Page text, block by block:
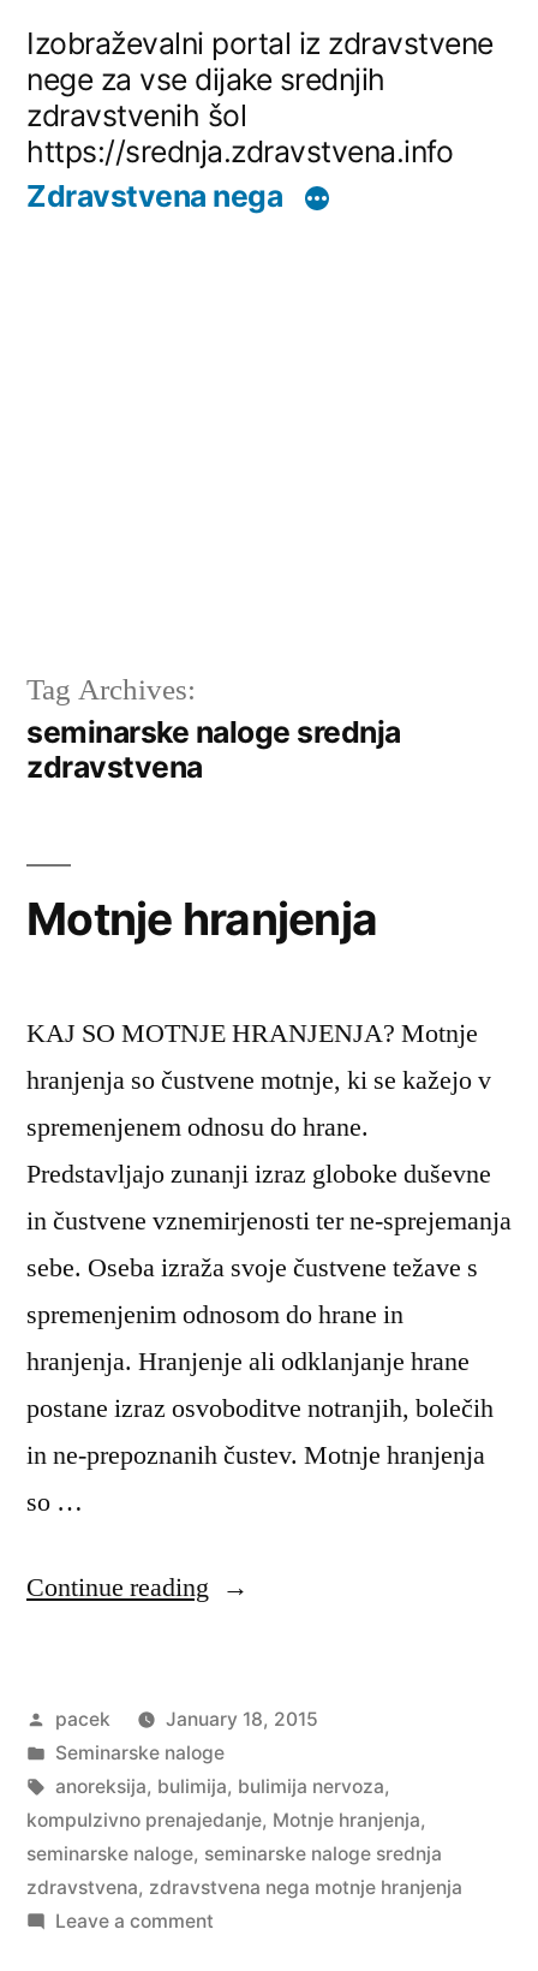
content
Izobraževalni portal iz zdravstvene
nege za vse dijake srednjih
zdravstvenih šol
https://srednja.zdravstvena.info
Zdravstvena nega
Tag Archives:
seminarske naloge srednja
zdravstvena
Motnje hranjenja
KAJ SO MOTNJE HRANJENJA? Motnje
hranjenja so čustvene motnje, ki se kažejo v
spremenjenem odnosu do hrane.
Predstavljajo zunanji izraz globoke duševne
in čustvene vznemirjenosti ter ne-sprejemanja
sebe. Oseba izraža svoje čustvene težave s
spremenjenim odnosom do hrane in
hranjenja. Hranjenje ali odklanjanje hrane
postane izraz osvoboditve notranjih, bolečih
in ne-prepoznanih čustev. Motnje hranjenja
so …
Continue reading “Motnje
Posted
by
pacek
January 18, 2015
Posted
in
Seminarske naloge
Tags:
anoreksija, bulimija, bulimija nervoza,
kompulzivno prenajedanje, Motnje hranjenja,
seminarske naloge, seminarske naloge srednja
zdravstvena, zdravstvena nega motnje hranjenja
Leave a commenton